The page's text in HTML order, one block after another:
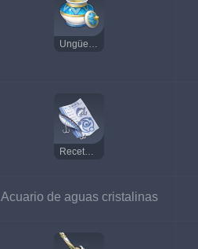
Ungüento de pez primigenio
Receta: Cebo maná
Acuario de aguas cristalinas